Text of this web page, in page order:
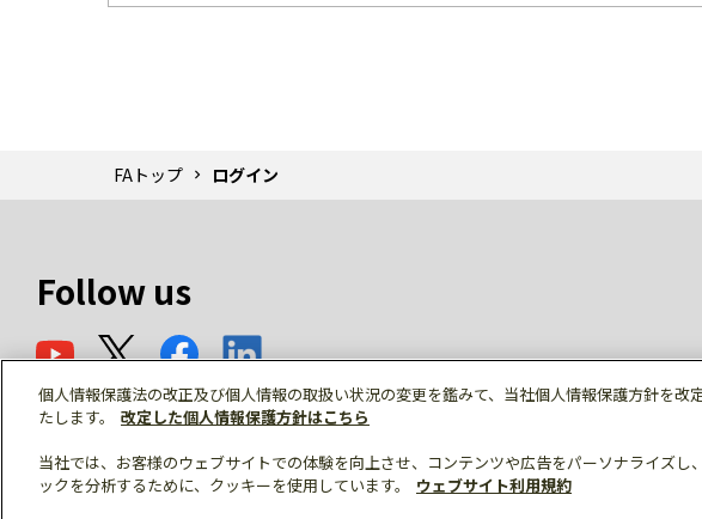
FAトップ ログイン
Follow us
© Mitsubishi Electric Corporation
個人情報保護法の改正及び個人情報の取扱い状況の変更を鑑みて、当社個人情報保護方針を改
たします。
改定した個人情報保護方針はこちら
当社では、お客様のウェブサイトでの体験を向上させ、コンテンツや広告をパーソナライズし
ックを分析するために、クッキーを使用しています。
ウェブサイト利用規約